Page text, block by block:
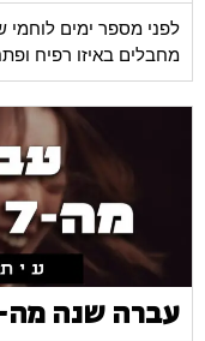
לפני מספר ימים לוחמי
מחבלים באיזו רפיח
עברה שנה מה-7